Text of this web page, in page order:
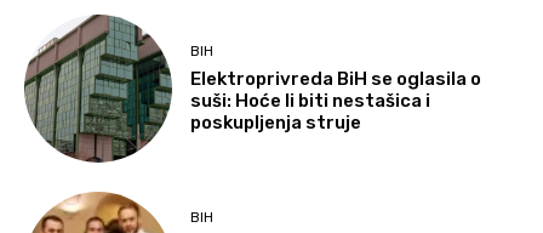
BIH
Elektroprivreda BiH se oglasila o
suši: Hoće li biti nestašica i
poskupljenja struje
BIH